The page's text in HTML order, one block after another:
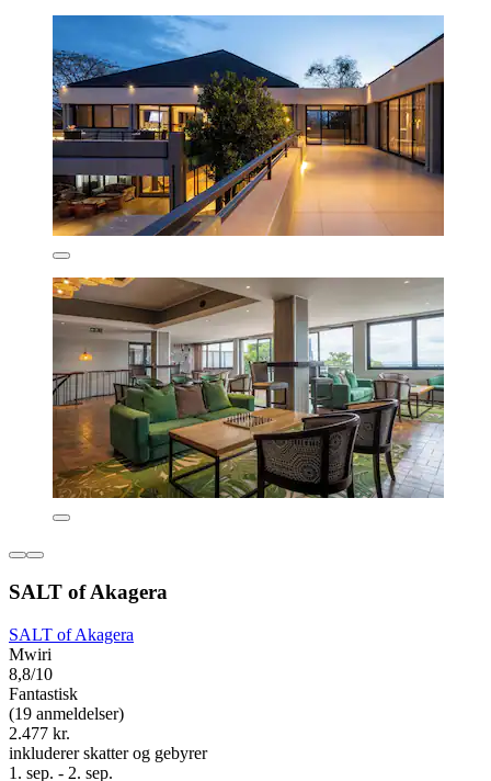
SALT of Akagera
SALT of Akagera
Mwiri
8,8/10
Fantastisk
(19 anmeldelser)
2.477 kr.
inkluderer skatter og gebyrer
1. sep. - 2. sep.